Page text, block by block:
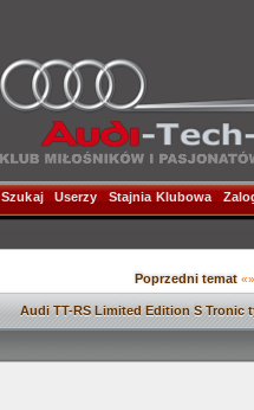
Szukaj| Userzy Stajnia Klubowa
Poprzedni temat «»
Audi TT-RS Limited Edition S Tronic